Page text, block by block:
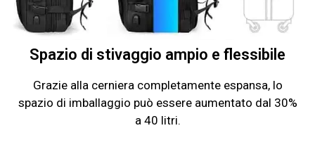
Spazio di stivaggio ampio e flessibile
Grazie alla cerniera completamente espansa, lo
spazio di imballaggio può essere aumentato dal 30%
a 40 litri.